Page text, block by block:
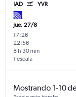
IAD YVR
jue. 27/8
17:26-
22:56
1 escala
8 h 30 min
Mostrando 1-10